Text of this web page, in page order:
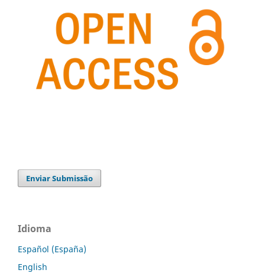
Enviar Submissão
Idioma
Español (España)
English